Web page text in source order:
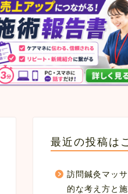
最近の投稿は
訪問鍼灸マッ
的な考え方と